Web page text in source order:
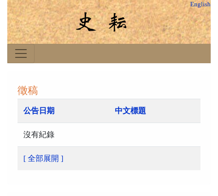
English
徵稿
公告日期 中文標題
沒有紀錄
[ 全部展開 ]